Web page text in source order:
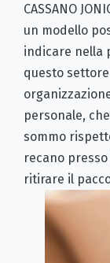
CASSANO
un modello
indicare nella
questo
personale,
sommo
recano
ritirare il